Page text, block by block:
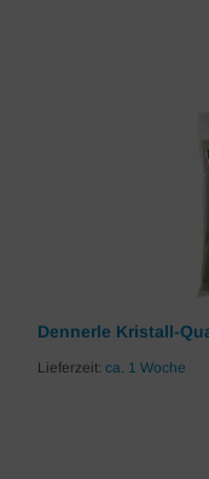
Dennerle Kristall-
Lieferzeit: ca. 1 Woche